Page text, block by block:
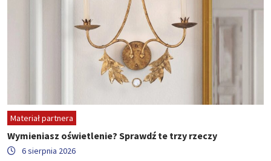
Materiał partnera
Wymieniasz oświetlenie? Sprawdź te trzy rzeczy
6 sierpnia 2026